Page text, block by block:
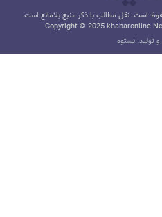
است. نقل مطالب با ذکر منبع بلامانع است.
Copyright © 2025 khabaronline
تولید: نستوه